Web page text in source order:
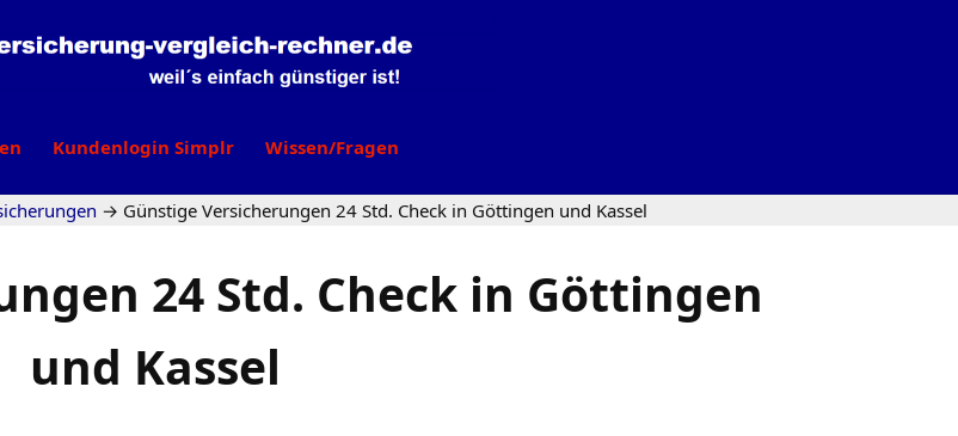
Kundenlogin Simplr Wissen/Fragen
→ Günstige Versicherungen 24 Std. Check in Göttingen und Kassel
24 Std. Check in Göttingen
und Kassel